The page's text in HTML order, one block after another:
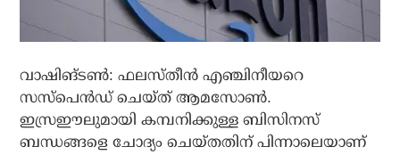
വാഷിങ്ടണ്‍: ഫലസ്തീന്‍ എഞ്ചിനീയറെ
സസ്‌പെന്‍ഡ് ചെയ്ത് ആമസോണ്‍.
ഇസ്രഈലുമായി കമ്പനിക്കുള്ള ബിസിനസ്
ബന്ധങ്ങളെ ചോദ്യം ചെയ്തതിന് പിന്നാലെയാണ്